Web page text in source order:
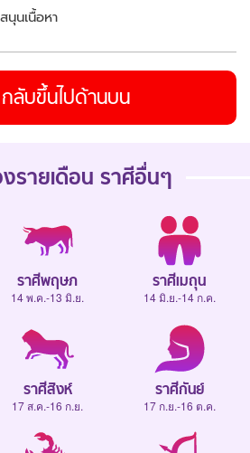
นุนเนื้อหา
กลับขึ้นไปด้านบน
รายเดือน ราศีอื่นๆ
ราศีพฤษภ
14 พ.ค.-13 มิ.ย.
ราศีเมถุน
14 มิ.ย.-14 ก.ค.
ราศีสิงห์
17 ส.ค.-16 ก.ย.
ราศีกันย์
17 ก.ย.-16 ต.ค.